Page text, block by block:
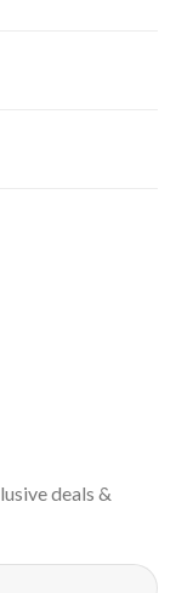
deals &